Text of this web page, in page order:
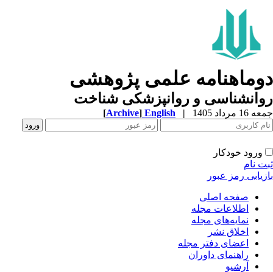
علمی پژوهشی
و روانپزشکی شناخت
مرداد 1405 |
English
[Archive]
ورود خودکار
نام
رمز عبور
صفحه اصلی
اطلاعات مجله
نمایه‌های مجله
اخلاق نشر
اعضای دفتر مجله
راهنمای داوران
آرشیو